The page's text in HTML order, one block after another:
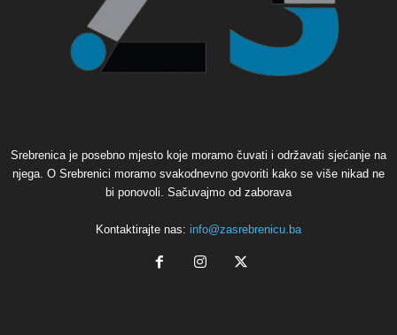
Srebrenica je posebno mjesto koje moramo čuvati i održavati sjećanje na
njega. O Srebrenici moramo svakodnevno govoriti kako se više nikad ne
bi ponovoli. Sačuvajmo od zaborava
Kontaktirajte nas: info@zasrebrenicu.ba